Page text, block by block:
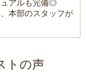
ュアルも完備◎
本部のスタッフが
トの声